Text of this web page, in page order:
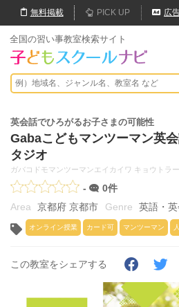
無料掲載 PICK UP 広
全国の習い事教室検索サイト
英会話でひろがるお子さまの可能性
Gabaこどもマンツーマン英
タジオ
ガバコドモマンツーマンエイカイワ キョウトラ
-
0件
京都府 京都市
英語・
オンライン授業 カード可 マンツーマン
この教室をシェアする